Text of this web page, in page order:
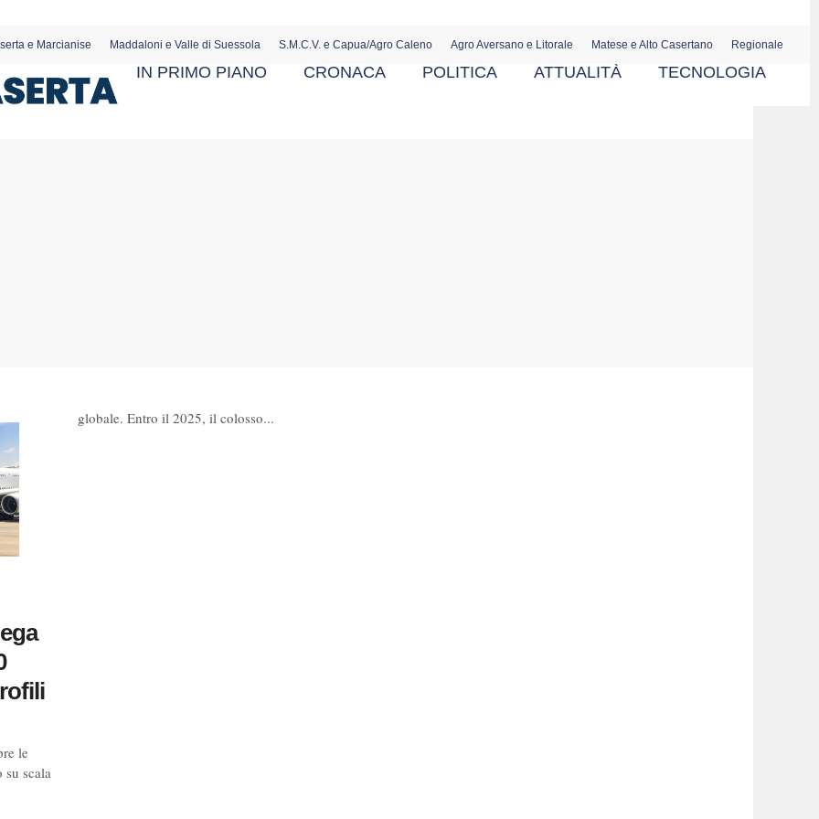
e Marcianise Maddaloni e Valle di Suessola S.M.C.V. e Capua/Agro Caleno Agro Aversano e Litorale Matese e Alto Casertano Regionale
IN PRIMO PIANO CRONACA POLITICA ATTUALITÀ TECNOLOGIA
le
su scala
globale. Entro il 2025, il colosso...